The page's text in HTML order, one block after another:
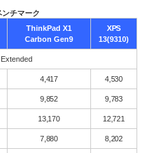
ンチマーク
ThinkPad X1
Carbon Gen9
XPS
13(9310)
4,417 4,530
9,852 9,783
13,170 12,721
7,880 8,202